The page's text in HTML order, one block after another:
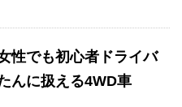
性でも初心者ドライバ
んに扱える4WD車